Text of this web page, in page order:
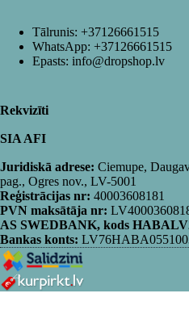
Tālrunis: +37126661515
WhatsApp: +37126661515
Epasts: info@dropshop.lv
Rekvizīti
SIA AFI
Juridiskā adrese: Ciemupe,
pag., Ogres nov., LV-5001
Reģistrācijas nr: 40003608181
PVN maksātāja nr:
AS SWEDBANK, kods
Bankas konts: